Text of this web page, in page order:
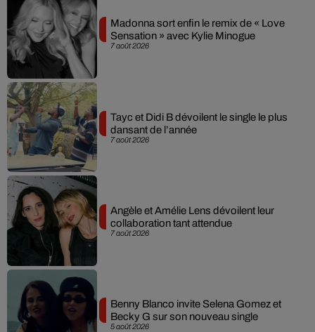
7 août 2026
Madonna sort enfin le remix de « Love
Sensation » avec Kylie Minogue
7 août 2026
Tayc et Didi B dévoilent le single le plus
dansant de l’année
7 août 2026
Angèle et Amélie Lens dévoilent leur
collaboration tant attendue
5 août 2026
Benny Blanco invite Selena Gomez et
Becky G sur son nouveau single